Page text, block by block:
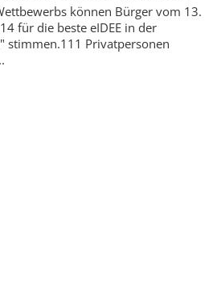
können Bürger vom 13.
für die beste eIDEE in der
stimmen.111 Privatpersonen